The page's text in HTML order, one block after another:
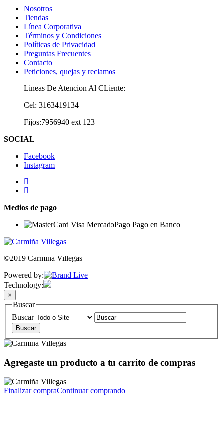
Nosotros
Tiendas
Línea Corporativa
Términos y Condiciones
Políticas de Privacidad
Preguntas Frecuentes
Contacto
Peticiones, quejas y reclamos
Lineas De Atencion Al CLiente:
Cel: 3163419134
Fijos:7956940 ext 123
SOCIAL
Facebook
Instagram
Medios de pago
©2019 Carmiña Villegas
Powered by:
Technology:
×
Buscar
Buscar
Agregaste un producto a tu carrito de compras
Finalizar compraContinuar comprando